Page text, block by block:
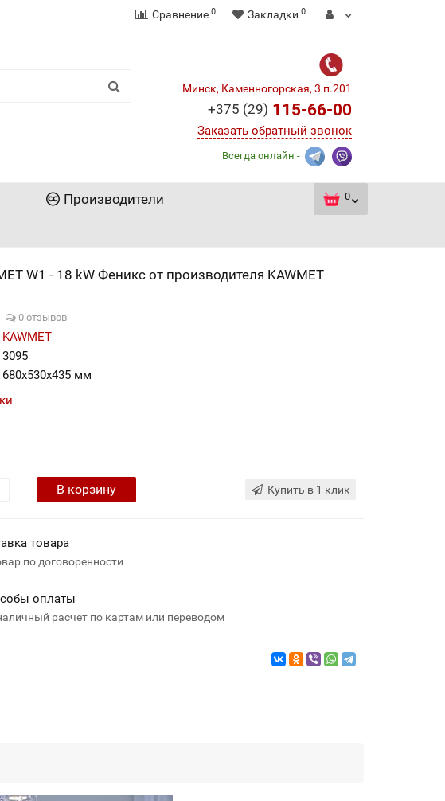
Сравнение 0 Закладки 0
Минск, Каменногорская, 3 п.201
+375 (29) 115-66-00
Заказать обратный звонок
Всегда онлайн -
Производители
0
W1 - 18 kW Феникс от производителя KAWMET
0 отзывов
KAWMET
3095
680x530x435 мм
В корзину Купить в 1 клик
товара
по договоренности
оплаты
расчет по картам или переводом